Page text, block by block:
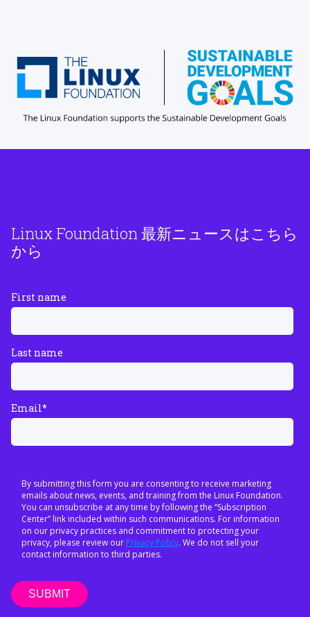
Linux Foundation 最新ニュースはこちら
から
First name
Last name
Email*
By submitting this form you are consenting to receive marketing
emails about news, events, and training from the Linux Foundation.
You can unsubscribe at any time by following the “Subscription
Center” link included within such communications. For information
on our privacy practices and commitment to protecting your
privacy, please review our Privacy Policy. We do not sell your
contact information to third parties.